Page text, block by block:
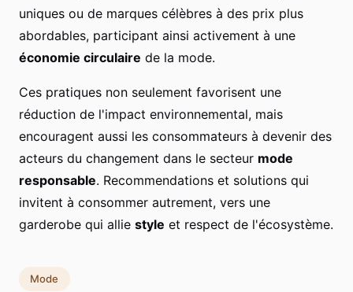
uniques ou de marques célèbres à des prix plus
abordables, participant ainsi activement à une
économie circulaire de la mode.
Ces pratiques non seulement favorisent une
réduction de l'impact environnemental, mais
encouragent aussi les consommateurs à devenir des
acteurs du changement dans le secteur mode
responsable. Recommendations et solutions qui
invitent à consommer autrement, vers une
garderobe qui allie style et respect de l'écosystème.
Mode